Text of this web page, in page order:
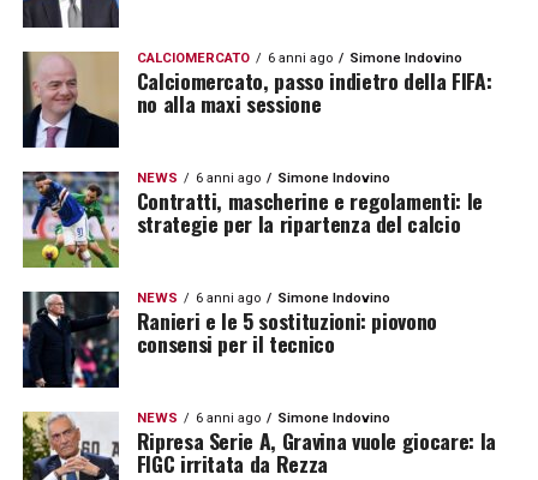
CALCIOMERCATO 6 anni ago Simone Indovino
Calciomercato, passo indietro della FIFA:
no alla maxi sessione
NEWS 6 anni ago Simone Indovino
Contratti, mascherine e regolamenti: le
strategie per la ripartenza del calcio
NEWS 6 anni ago Simone Indovino
Ranieri e le 5 sostituzioni: piovono
consensi per il tecnico
NEWS 6 anni ago Simone Indovino
Ripresa Serie A, Gravina vuole giocare: la
FIGC irritata da Rezza